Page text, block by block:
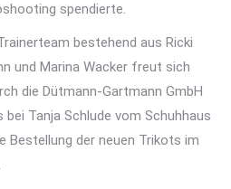
spendierte.
bestehend aus Ricki
und Marina Wacker freut sich
die Dütmann-Gartmann GmbH
Tanja Schlude vom Schuhhaus
Bestellung der neuen Trikots im